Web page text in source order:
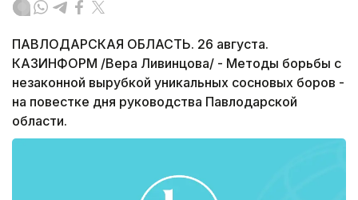
ПАВЛОДАРСКАЯ ОБЛАСТЬ. 26 августа.
КАЗИНФОРМ /Вера Ливинцова/ - Методы борьбы с
незаконной вырубкой уникальных сосновых боров -
на повестке дня руководства Павлодарской
области.